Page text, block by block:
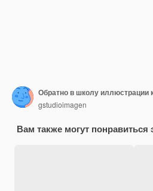
gstudioimagen
Вам также могут понравиться